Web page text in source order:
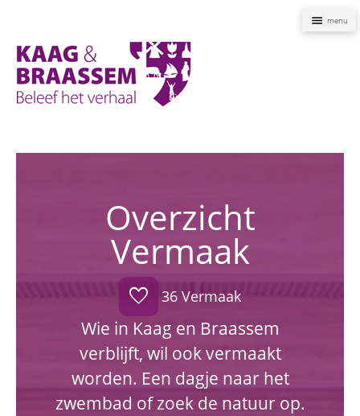
Overzicht
Vermaak
favorite 36 Vermaak
Wie in Kaag en Braassem
verblijft, wil ook vermaakt
worden. Een dagje naar het
zwembad of zoek de natuur op.